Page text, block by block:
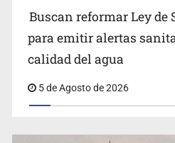
Citarían a Medrano si persiste
vecinos de Mirador San Isidro
Buscan reformar Ley de
para emitir alertas
calidad del agua
5 de Agosto de 2026